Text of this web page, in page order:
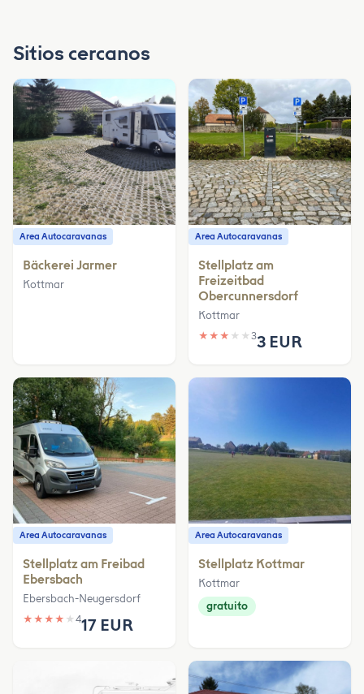
Sitios cercanos
Area Autocaravanas
Bäckerei Jarmer
Kottmar
Area Autocaravanas
Stellplatz am
Freizeitbad
Obercunnersdorf
Kottmar
★ ★ ★ ★ ★ 33 EUR
Area Autocaravanas
Stellplatz am Freibad
Ebersbach
Ebersbach-Neugersdorf
★ ★ ★ ★ ★ 417 EUR
Area Autocaravanas
Stellplatz Kottmar
Kottmar
gratuito